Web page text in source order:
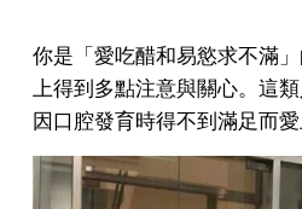
你是「愛吃醋和易慾求不滿
上得到多點注意與關心。這
因口腔發育時得不到滿足而愛